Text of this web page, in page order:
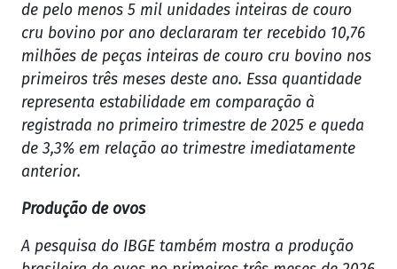
de pelo menos 5 mil unidades inteiras de couro
cru bovino por ano declararam ter recebido 10,76
milhões de peças inteiras de couro cru bovino nos
primeiros três meses deste ano. Essa quantidade
representa estabilidade em comparação à
registrada no primeiro trimestre de 2025 e queda
de 3,3% em relação ao trimestre imediatamente
anterior.
Produção de ovos
A pesquisa do IBGE também mostra a produção